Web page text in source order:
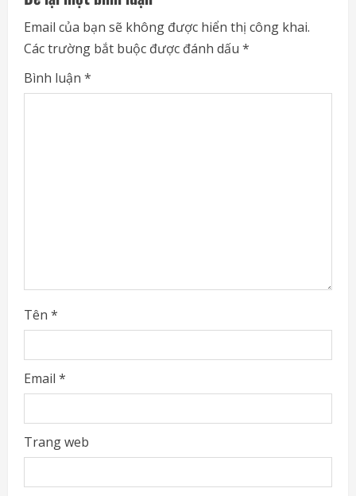
e
R
e
Email của bạn sẽ không được hiển thị công khai.
Các trường bắt buộc được đánh dấu *
Bình luận *
Tên *
Email *
Trang web